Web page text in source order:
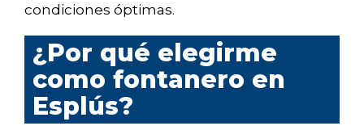
condiciones óptimas.
¿Por qué elegirme
como fontanero en
Esplús?